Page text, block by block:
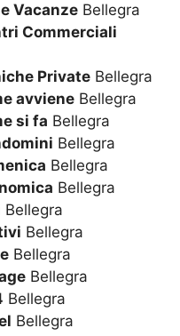
Vacanze Bellegra
Commerciali
Private Bellegra
avviene Bellegra
si fa Bellegra
Bellegra
Bellegra
Bellegra
Bellegra
Bellegra
Bellegra
Bellegra
Bellegra
Bellegra